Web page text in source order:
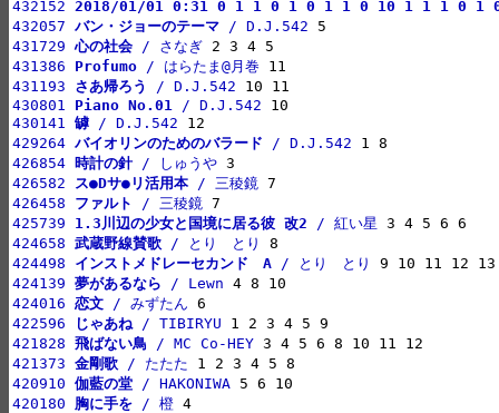
432152 2018/01/01 0:31 0 1 1 0 1 0 1 1 0 10 1 1 1 0 1
432057 バン・ジョーのテーマ / D.J.542
431729 心の社会 / さなぎ
431386 Profumo / はらたま@月巻
431193 さあ帰ろう / D.J.542
430801 Piano No.01 / D.J.542
430141 罅 / D.J.542
429264 バイオリンのためのバラード / D.J.542
426854
時計の針 / しゅうや
426582
ス●Dサ●リ活用本 / 三稜鏡
426458 ファルト / 三稜鏡
425739 1.3川辺の少女と国境に居る彼 改2 / 紅い星
424658 武蔵野線賛歌 / とり　とり
424498 インストメドレーセカンド　A / とり　とり
424139 夢があるなら / Lewn
424016 恋文 / みずたん
422596
じゃあね / TIBIRYU
421828 飛ばない鳥 / MC Co-HEY
421373 金剛歌 / たたた
420910 伽藍の堂 / HAKONIWA
420180 胸に手を / 橙